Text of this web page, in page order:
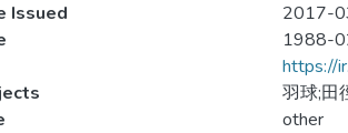
Issued
2017-
1988-
https://
羽球;田
other